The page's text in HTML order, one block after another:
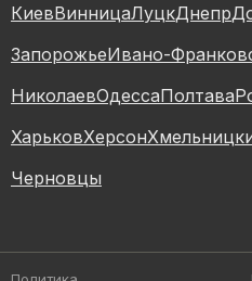
КиевВинницаЛуцкДнепр
ЗапорожьеИвано-
НиколаевОдессаПолтава
ХарьковХерсон
Черновцы